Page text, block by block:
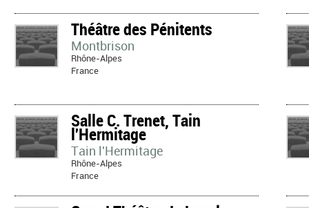
Théâtre des Pénitents
Montbrison
Rhône-Alpes
France
Salle C. Trenet, Tain
l'Hermitage
Tain l'Hermitage
Rhône-Alpes
France